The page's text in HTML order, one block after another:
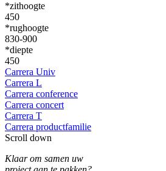
*zithoogte
450
*rughoogte
830-900
*diepte
450
Carrera Univ
Carrera L
Carrera conference
Carrera concert
Carrera T
Carrera productfamilie
Scroll down
Klaar om samen uw